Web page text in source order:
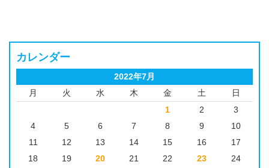
カレンダー
2022年7月
月
火 水 木 金 土 日
1 2
3
4
5 6 7 8 9
10
11
12 13 14 15 16
17
18
19 20 21 22 23
24